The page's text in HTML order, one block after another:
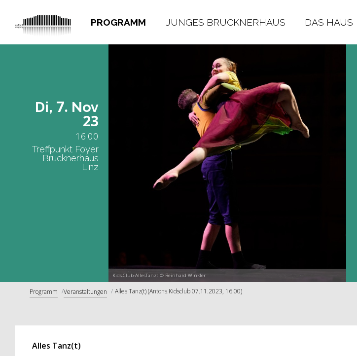
PROGRAMM JUNGES BRUCKNERHAUS DAS HAUS
Kids.Club-AllesTanzt © Reinhard Winkler
Di, 7. Nov
23
16:00
Treffpunkt Foyer
Brucknerhaus
Linz
Programm Veranstaltungen Alles Tanz(t) (Antons.Kidsclub 07.11.2023, 16:00)
Alles Tanz(t)